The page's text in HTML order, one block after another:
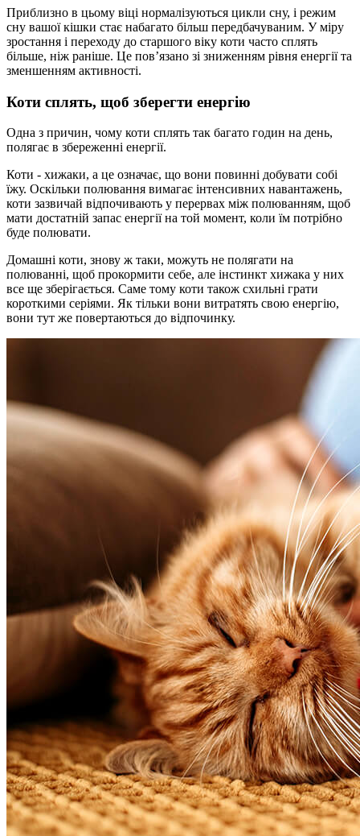
Приблизно в цьому віці нормалізуються цикли сну, і режим
сну вашої кішки стає набагато більш передбачуваним. У міру
зростання і переходу до старшого віку коти часто сплять
більше, ніж раніше. Це пов’язано зі зниженням рівня енергії та
зменшенням активності.
Коти сплять, щоб зберегти енергію
Одна з причин, чому коти сплять так багато годин на день,
полягає в збереженні енергії.
Коти - хижаки, а це означає, що вони повинні добувати собі
їжу. Оскільки полювання вимагає інтенсивних навантажень,
коти зазвичай відпочивають у перервах між полюванням, щоб
мати достатній запас енергії на той момент, коли їм потрібно
буде полювати.
Домашні коти, знову ж таки, можуть не полягати на
полюванні, щоб прокормити себе, але інстинкт хижака у них
все ще зберігається. Саме тому коти також схильні грати
короткими серіями. Як тільки вони витратять свою енергію,
вони тут же повертаються до відпочинку.